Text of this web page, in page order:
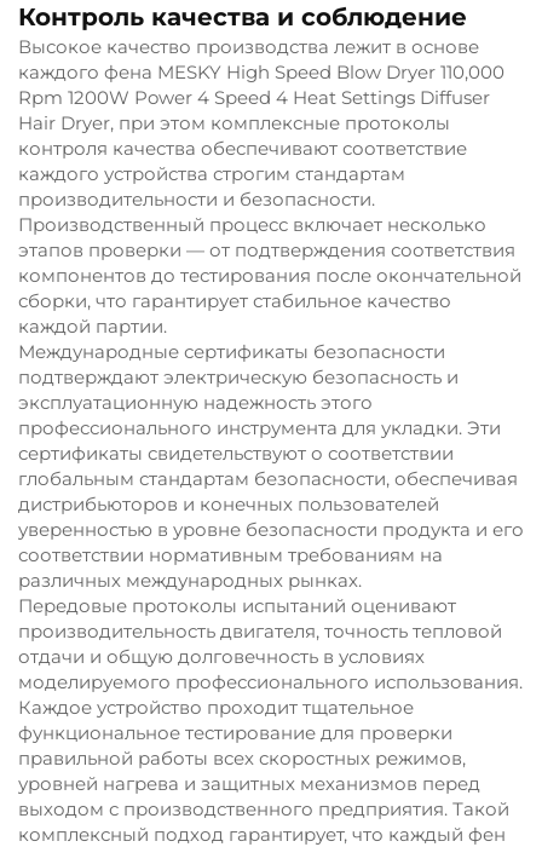
Контроль качества и соблюдение
Высокое качество производства лежит в основе
каждого фена MESKY High Speed Blow Dryer 110,000
Rpm 1200W Power 4 Speed 4 Heat Settings Diffuser
Hair Dryer, при этом комплексные протоколы
контроля качества обеспечивают соответствие
каждого устройства строгим стандартам
производительности и безопасности.
Производственный процесс включает несколько
этапов проверки — от подтверждения соответствия
компонентов до тестирования после окончательной
сборки, что гарантирует стабильное качество
каждой партии.
Международные сертификаты безопасности
подтверждают электрическую безопасность и
эксплуатационную надежность этого
профессионального инструмента для укладки. Эти
сертификаты свидетельствуют о соответствии
глобальным стандартам безопасности, обеспечивая
дистрибьюторов и конечных пользователей
уверенностью в уровне безопасности продукта и его
соответствии нормативным требованиям на
различных международных рынках.
Передовые протоколы испытаний оценивают
производительность двигателя, точность тепловой
отдачи и общую долговечность в условиях
моделируемого профессионального использования.
Каждое устройство проходит тщательное
функциональное тестирование для проверки
правильной работы всех скоростных режимов,
уровней нагрева и защитных механизмов перед
выходом с производственного предприятия. Такой
комплексный подход гарантирует, что каждый фен